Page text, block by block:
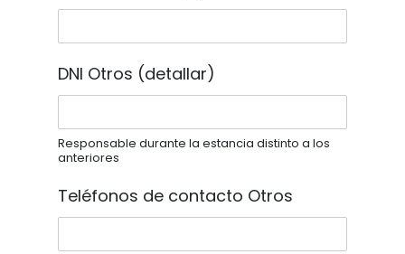
DNI Otros (detallar)
Responsable durante la estancia distinto a los
anteriores
Teléfonos de contacto Otros